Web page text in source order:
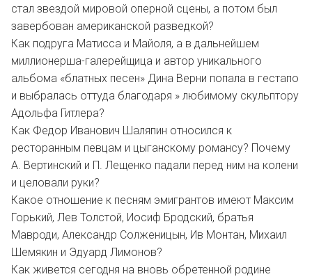
стал звездой мировой оперной сцены, а потом был
завербован американской разведкой?
Как подруга Матисса и Майоля, а в дальнейшем
миллионерша-галерейщица и автор уникального
альбома «блатных песен» Дина Верни попала в гестапо
и выбралась оттуда благодаря » любимому скульптору
Адольфа Гитлера?
Как Федор Иванович Шаляпин относился к
ресторанным певцам и цыганскому романсу? Почему
А. Вертинский и П. Лещенко падали перед ним на колени
и целовали руки?
Какое отношение к песням эмигрантов имеют Максим
Горький, Лев Толстой, Иосиф Бродский, братья
Мавроди, Александр Солженицын, Ив Монтан, Михаил
Шемякин и Эдуард Лимонов?
Как живется сегодня на вновь обретенной родине